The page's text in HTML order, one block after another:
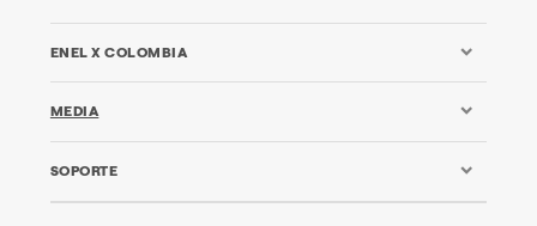
ENEL X COLOMBIA
MEDIA
SOPORTE